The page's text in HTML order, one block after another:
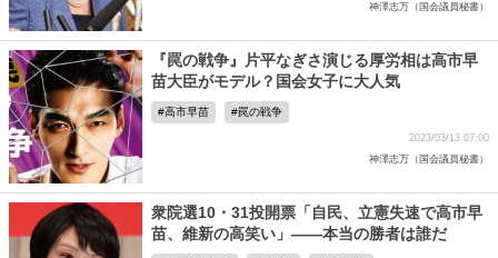
神澤志万（国会議員秘書）
『罠の戦争』片平なぎさ演じる厚労相は高市早
苗大臣がモデル？国会女子に大人気
高市早苗 罠の戦争
2023/03/13 07:00
神澤志万（国会議員秘書）
衆院選10・31投開票「自民、立憲失速で高市早
苗、維新の高笑い」――本当の勝者は誰だ